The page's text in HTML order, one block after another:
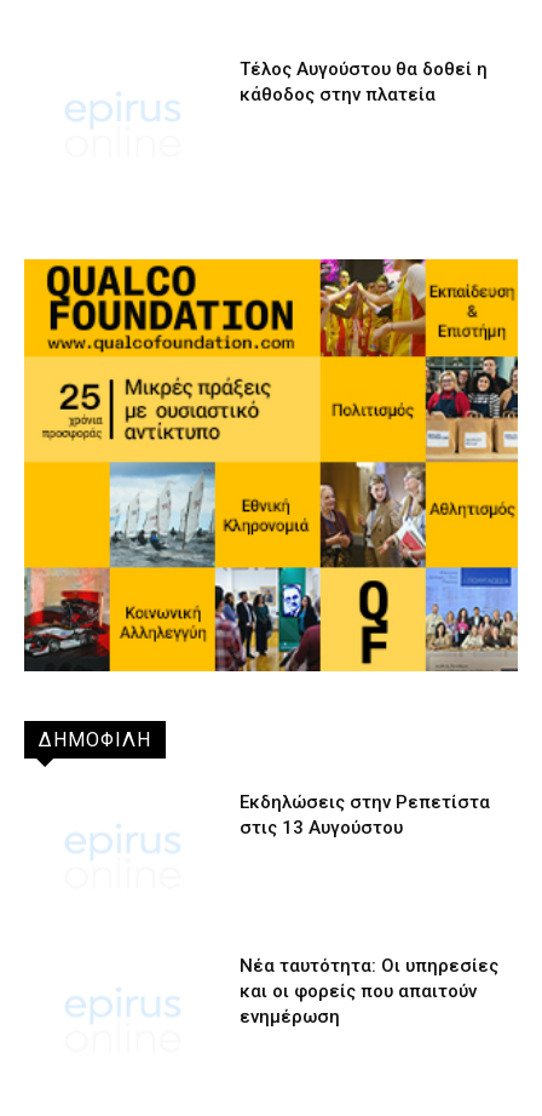
Τέλος Αυγούστου θα δοθεί η
κάθοδος στην πλατεία
ΔΗΜΟΦΙΛΗ
Εκδηλώσεις στην Ρεπετίστα
στις 13 Αυγούστου
Νέα ταυτότητα: Οι υπηρεσίες
και οι φορείς που απαιτούν
ενημέρωση